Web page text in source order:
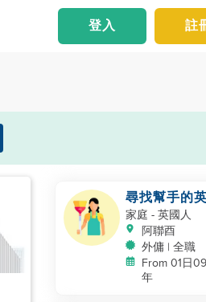
註
登入
尋找幫手的
家庭 - 英國人
阿聯酉
外傭 | 全職
From 01日
年